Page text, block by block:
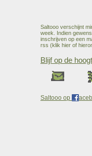
Saltooo verschijnt
week. Indien
inschrijven op een
rss (klik hier of
Blijf op de
Saltooo op